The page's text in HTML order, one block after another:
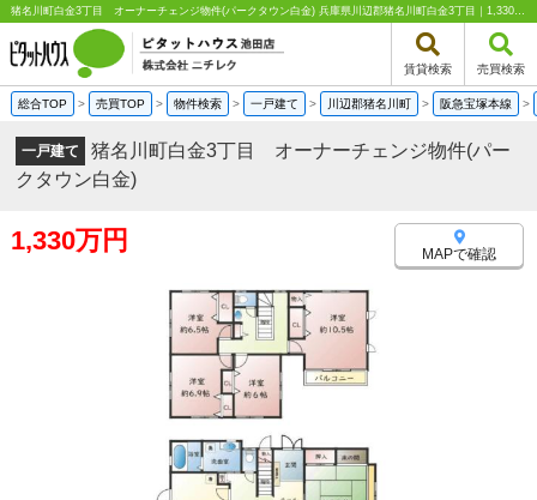
猪名川町白金3丁目 オーナーチェンジ物件(パークタウン白金) 兵庫県川辺郡猪名川町白金3丁目｜1,330万円の一戸建て｜投資物件や収益物件｜ピタットハウス池田店 株式会社ニチレク
賃貸検索 売買検索
総合TOP > 売買TOP > 物件検索 > 一戸建て > 川辺郡猪名川町 > 阪急宝塚本線 >
一戸建て
猪名川町白金3丁目 オーナーチェンジ物件(パー
クタウン白金)
1,330万円 MAPで確認